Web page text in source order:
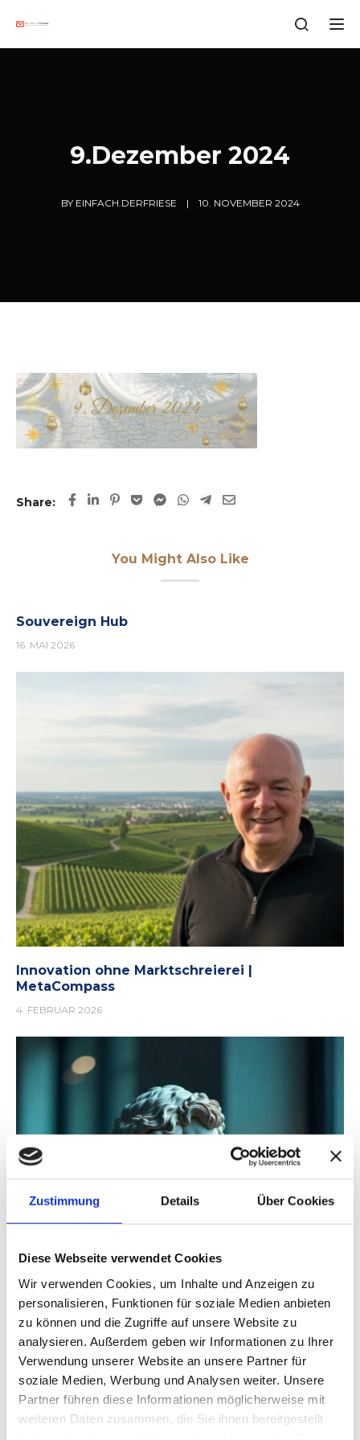
Zustimmung Details Über Cookies
Diese Webseite verwendet Cookies
Wir verwenden Cookies, um Inhalte und Anzeigen zu
personalisieren, Funktionen für soziale Medien anbieten
zu können und die Zugriffe auf unsere Website zu
analysieren. Außerdem geben wir Informationen zu Ihrer
Verwendung unserer Website an unsere Partner für
soziale Medien, Werbung und Analysen weiter. Unsere
Partner führen diese Informationen möglicherweise mit
weiteren Daten zusammen, die Sie ihnen bereitgestellt
9.Dezember 2024
BY EINFACH.DERFRIESE 10. NOVEMBER 2024
Share:
You Might Also Like
Souvereign Hub
16. MAI 2026
Innovation ohne Marktschreierei |
MetaCompass
4. FEBRUAR 2026